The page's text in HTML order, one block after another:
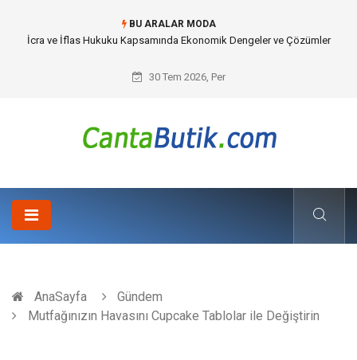
BU ARALAR MODA
Cybersecurity Solutions (Siber Güvenlik Çözümleri) ve Dijital Altyapıda
30 Tem 2026, Per
AnaSayfa
Gündem
Mutfağınızın Havasını Cupcake Tablolar ile Değiştirin